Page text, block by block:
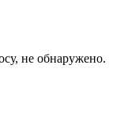
не обнаружено.